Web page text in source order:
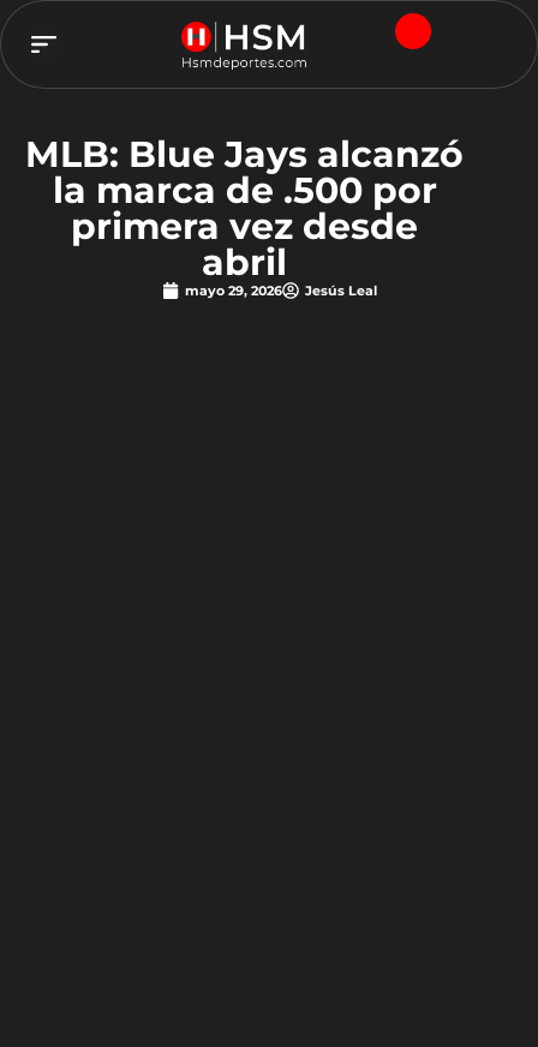
MLB: Blue Jays alcanzó
la marca de .500 por
primera vez desde
abril
mayo 29, 2026 Jesús Leal